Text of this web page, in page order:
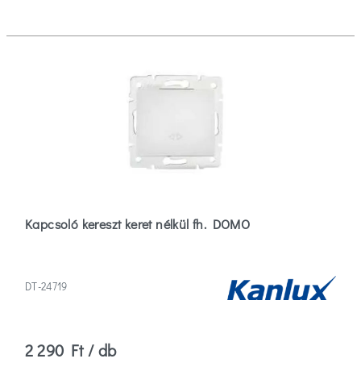
Kapcsoló kereszt keret nélkül fh. DOMO
DT-24719
2 290 Ft / db